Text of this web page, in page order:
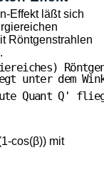
Effekt läßt sich
Röntgenstrahlen
unter
Quant Q'
cos(β)) mit